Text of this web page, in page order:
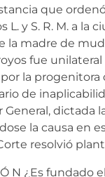
que
L. y S. R. M. a la
la madre de
fue unilateral
la progenitora
de
General, dictada
la causa en
resolvió
Ó N ¿Es fundado